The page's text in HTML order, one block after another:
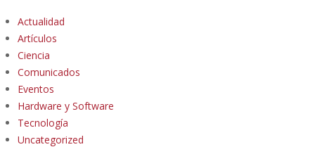
Actualidad
Artículos
Ciencia
Comunicados
Eventos
Hardware y Software
Tecnología
Uncategorized